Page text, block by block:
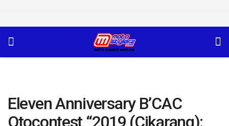
Eleven Anniversary B’CAC
Otocontest “2019 (Cikarang):